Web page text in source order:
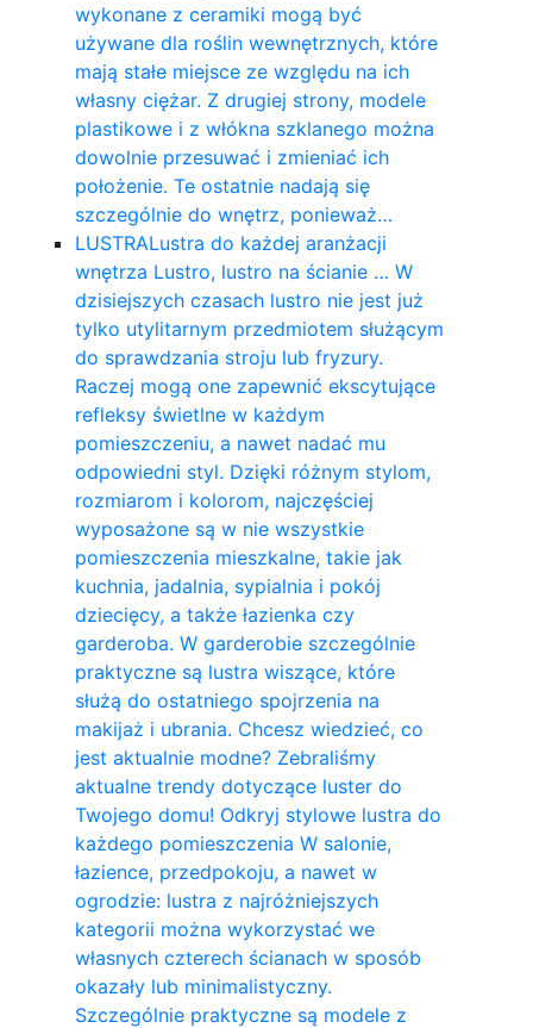
wykonane z ceramiki mogą być
używane dla roślin wewnętrznych, które
mają stałe miejsce ze względu na ich
własny ciężar. Z drugiej strony, modele
plastikowe i z włókna szklanego można
dowolnie przesuwać i zmieniać ich
położenie. Te ostatnie nadają się
szczególnie do wnętrz, ponieważ…
LUSTRALustra do każdej aranżacji
wnętrza Lustro, lustro na ścianie … W
dzisiejszych czasach lustro nie jest już
tylko utylitarnym przedmiotem służącym
do sprawdzania stroju lub fryzury.
Raczej mogą one zapewnić ekscytujące
refleksy świetlne w każdym
pomieszczeniu, a nawet nadać mu
odpowiedni styl. Dzięki różnym stylom,
rozmiarom i kolorom, najczęściej
wyposażone są w nie wszystkie
pomieszczenia mieszkalne, takie jak
kuchnia, jadalnia, sypialnia i pokój
dziecięcy, a także łazienka czy
garderoba. W garderobie szczególnie
praktyczne są lustra wiszące, które
służą do ostatniego spojrzenia na
makijaż i ubrania. Chcesz wiedzieć, co
jest aktualnie modne? Zebraliśmy
aktualne trendy dotyczące luster do
Twojego domu! Odkryj stylowe lustra do
każdego pomieszczenia W salonie,
łazience, przedpokoju, a nawet w
ogrodzie: lustra z najróżniejszych
kategorii można wykorzystać we
własnych czterech ścianach w sposób
okazały lub minimalistyczny.
Szczególnie praktyczne są modele z